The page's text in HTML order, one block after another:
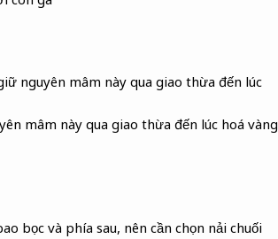
nguyên mâm này qua giao thừa đến lúc
mâm này qua giao thừa đến lúc hoá vàng
bọc và phía sau, nên cần chọn nải chuối